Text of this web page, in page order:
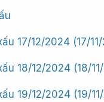
17/12/2024 (17/
18/12/2024 (18/
19/12/2024 (19/